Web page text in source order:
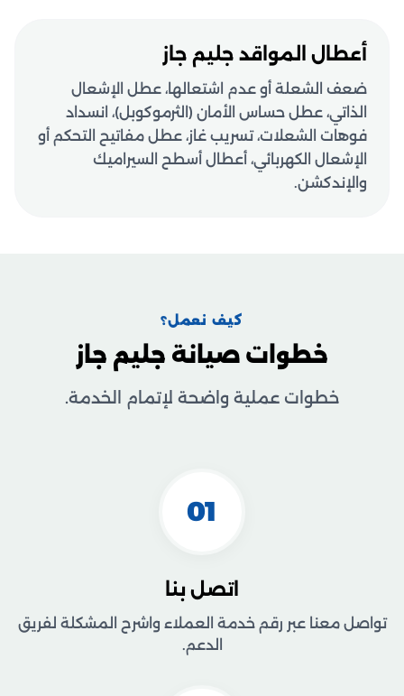
أعطال المواقد جليم جاز
ضعف الشعلة أو عدم اشتعالها، عطل الإشعال
الذاتي، عطل حساس الأمان (الثرموكوبل)، انسداد
فوهات الشعلات، تسريب غاز، عطل مفاتيح التحكم أو
الإشعال الكهربائي، أعطال أسطح السيراميك
والإندكشن.
كيف نعمل؟
خطوات صيانة جليم جاز
خطوات عملية واضحة لإتمام الخدمة.
01
اتصل بنا
تواصل معنا عبر رقم خدمة العملاء واشرح المشكلة لفريق
الدعم.